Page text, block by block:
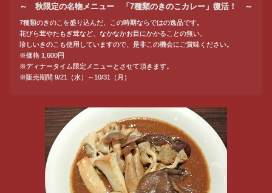
～ 秋限定の名物メニュー 「7種類のきのこカレー」復活！ ～
7種類のきのこを盛り込んだ、この時期ならではの逸品です。
花びら茸やたもぎ茸など、なかなかお目にかかることの無い、
珍しいきのこも使用していますので、是非この機会にご賞味ください。
※価格 1,600円
※ディナータイム限定メニューとさせて頂きます。
※販売期間 9/21（水）～10/31（月）